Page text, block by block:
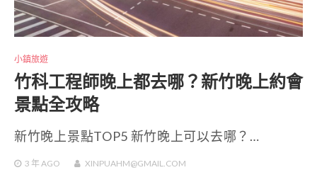
小鎮旅遊
竹科工程師晚上都去哪？新竹晚上約會
景點全攻略
新竹晚上景點TOP5 新竹晚上可以去哪？…
3 年AGO XINPUAHM@GMAIL.COM